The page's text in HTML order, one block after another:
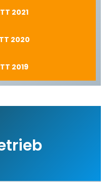
2021
2020
2019